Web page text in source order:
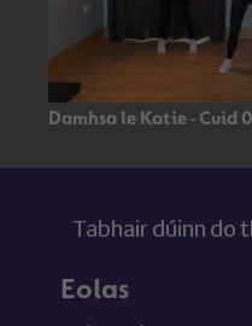
Damhsa le Katie - Cuid
Tabhair dúinn do
Eolas